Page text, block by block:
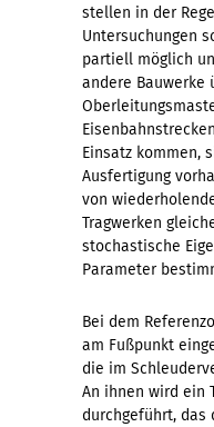
stellen in der
Untersuchungen
partiell möglich
andere Bauwerke
Einsatz kommen,
Ausfertigung
von
Tragwerken
stochastische
Parameter
Bei dem
am Fußpunkt
die im
An ihnen wird ein
durchgeführt, das